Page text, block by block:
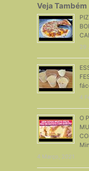
Veja Também
29
4
O
4 Março, 2021